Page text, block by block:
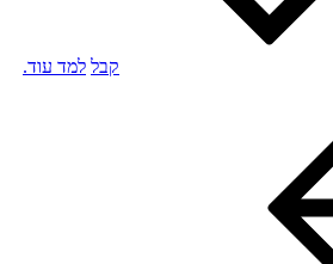
קבל למד עוד.